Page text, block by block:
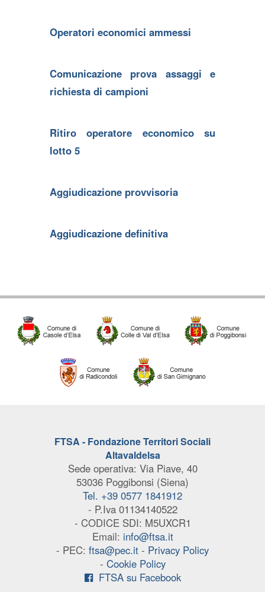
Operatori economici ammessi
Comunicazione prova assaggi e
richiesta di campioni
Ritiro operatore economico su
lotto 5
Aggiudicazione provvisoria
Aggiudicazione definitiva
FTSA - Fondazione Territori Sociali
Altavaldelsa
Sede operativa: Via Piave, 40
53036 Poggibonsi (Siena)
Tel. +39 0577 1841912
- P.Iva 01134140522
- CODICE SDI: M5UXCR1
Email: info@ftsa.it
- PEC: ftsa@pec.it - Privacy Policy
- Cookie Policy
FTSA su Facebook